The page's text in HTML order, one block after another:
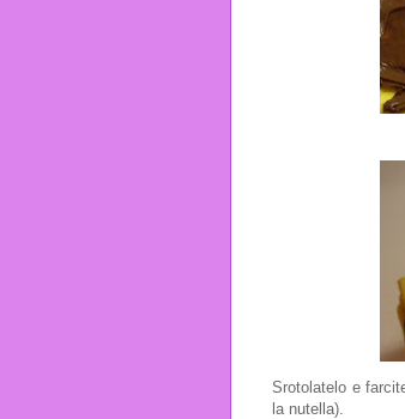
Srotolatelo e
la nutella).